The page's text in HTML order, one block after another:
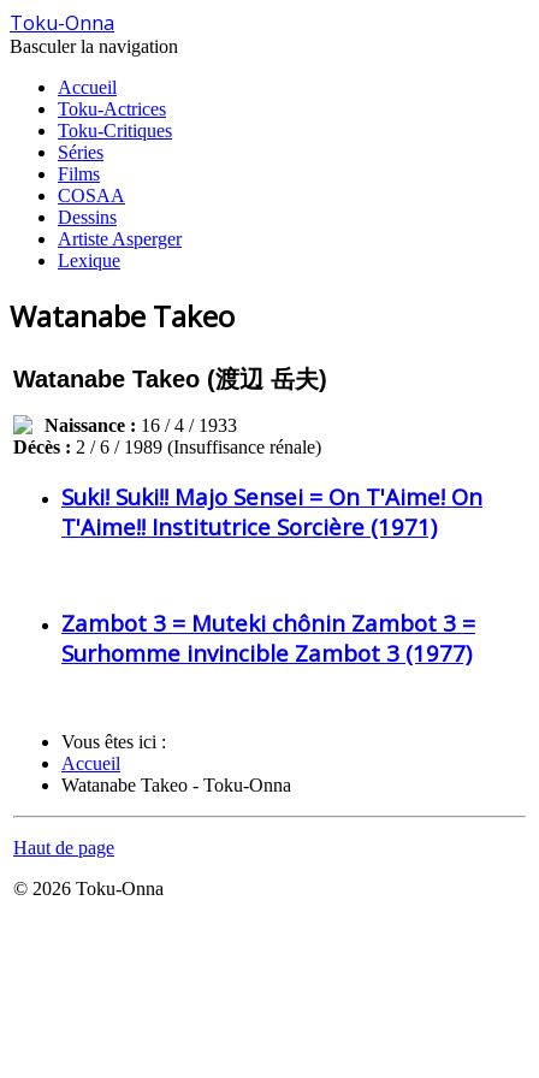
Toku-Onna
Basculer la navigation
Accueil
Toku-Actrices
Toku-Critiques
Séries
Films
COSAA
Dessins
Artiste Asperger
Lexique
Watanabe Takeo
Watanabe Takeo (渡辺 岳夫)
Naissance : 16 / 4 / 1933
Décès : 2 / 6 / 1989 (Insuffisance rénale)
Suki! Suki!! Majo Sensei = On T'Aime! On
T'Aime!! Institutrice Sorcière (1971)
Zambot 3 = Muteki chônin Zambot 3 =
Surhomme invincible Zambot 3 (1977)
Vous êtes ici :
Accueil
Watanabe Takeo - Toku-Onna
Haut de page
© 2026 Toku-Onna